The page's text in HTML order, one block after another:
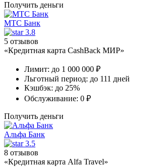
Получить деньги
МТС Банк
3.8
5 отзывов
«Кредитная карта CashBack МИР»
Лимит: до 1 000 000 ₽
Льготный период: до 111 дней
Кэшбэк: до 25%
Обслуживание: 0 ₽
Получить деньги
Альфа Банк
3.5
8 отзывов
«Кредитная карта Alfa Travel»